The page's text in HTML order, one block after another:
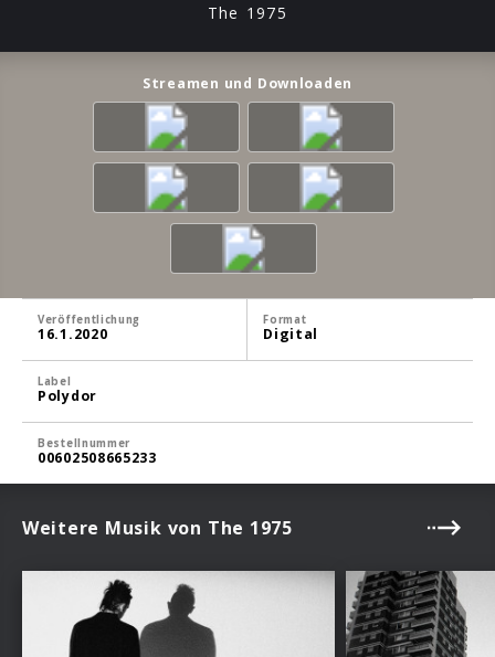
The 1975
Streamen und Downloaden
Veröffentlichung
16.1.2020
Format
Digital
Label
Polydor
Bestellnummer
00602508665233
Weitere Musik von The 1975